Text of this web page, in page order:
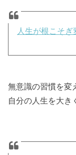
人生が根こそ
無意識の習慣を変
自分の人生を大き